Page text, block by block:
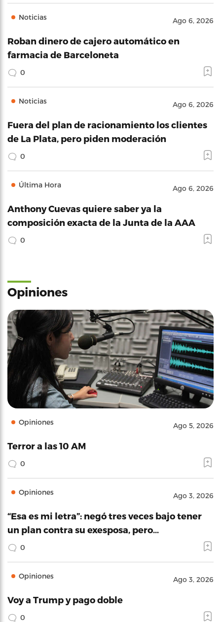
Noticias Ago 6, 2026
Roban dinero de cajero automático en
farmacia de Barceloneta
0
Noticias Ago 6, 2026
Fuera del plan de racionamiento los clientes
de La Plata, pero piden moderación
0
Última Hora Ago 6, 2026
Anthony Cuevas quiere saber ya la
composición exacta de la Junta de la AAA
0
Opiniones
Opiniones Ago 5, 2026
Terror a las 10 AM
0
Opiniones Ago 3, 2026
“Esa es mi letra”: negó tres veces bajo tener
un plan contra su exesposa, pero…
0
Opiniones Ago 3, 2026
Voy a Trump y pago doble
0